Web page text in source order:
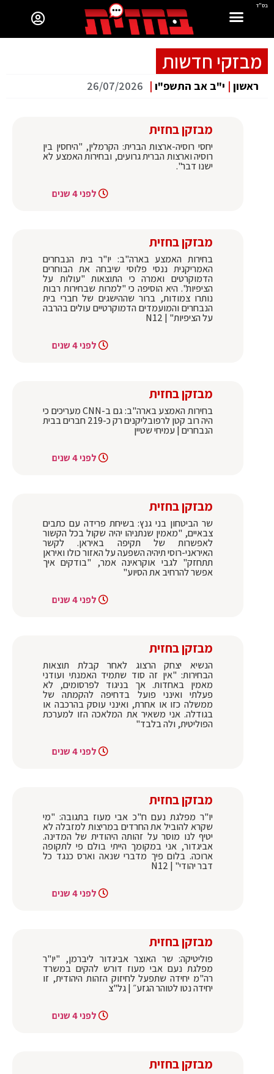
בס"ד
מבזקי חדשות
ראשון | י"ב אב התשפ"ו |
26/07/2026
מבזקן בחזית
יחסי רוסיה-ארצות הברית: הקרמלין, "היחסין בין
רוסיה וארצות הברית גרועים, ובחירות האמצע לא
ישנו דבר".
לפני 4 שנים
מבזקן בחזית
בחירות האמצע בארה"ב: יו"ר בית הנבחרים
האמריקנית ננסי פלוסי שיבחה את הבוחרים
הדמוקרטים ואמרה כי התוצאות "עולות על
הציפיות". היא הוסיפה כי "למרות שבחירות רבות
נותרו צמודות, ברור שההישגים של חברי בית
הנבחרים והמועמדים הדמוקרטיים עולים בהרבה
על הציפיות" | N12
לפני 4 שנים
מבזקן בחזית
בחירות האמצע בארה"ב: גם ב-CNN מעריכים כי
היה רוב קטן לרפובליקנים רק כ-219 חברים בבית
הנבחרים | עמיחי שטיין
לפני 4 שנים
מבזקן בחזית
שר הביטחון בני גנץ: בשיחת פרידה עם כתבים
צבאיים, "מאמין שנתניהו יהיה שקול בכל הקשור
לאפשרות של תקיפה באיראן. לקשר
האיראני-רוסי תיהיה השפעה על האזור כולו ואיראן
תתחזק" לגבי אוקראינה אמר, "בודקים איך
אפשר להרחיב את הסיוע"
לפני 4 שנים
מבזקן בחזית
הנשיא יצחק הרצוג לאחר קבלת תוצאות
הבחירות: "אין זה סוד שתמיד האמנתי ועודני
מאמין באחדות. אך בניגוד לפרסומים, לא
פעלתי ואינני פועל בדחיפה להקמתה של
ממשלה כזו או אחרת, ואינני עוסק בהרכבה או
בגודלה. אני משאיר את המלאכה הזו למערכת
הפוליטית, ולה בלבד"
לפני 4 שנים
מבזקן בחזית
יו"ר מפלגת נעם ח"כ אבי מעוז בתגובה: "מי
שקרא להוביל את החרדים במריצות למזבלה לא
יטיף לנו מוסר על זהותה היהודית של המדינה.
אביגדור, אני במקומך הייתי בולם פי לתקופה
ארוכה. בלום פיך מדברי שנאה וארס כנגד כל
דבר יהודי" | N12
לפני 4 שנים
מבזקן בחזית
פוליטיקה: שר האוצר אביגדור ליברמן, "יו"ר
מפלגת נעם אבי מעוז דורש להקים במשרד
רה"מ יחידה שתפעל לחיזוק הזהות היהודית, זו
יחידה נטו לטוהר הגזע״ | גל"צ
לפני 4 שנים
מבזקן בחזית